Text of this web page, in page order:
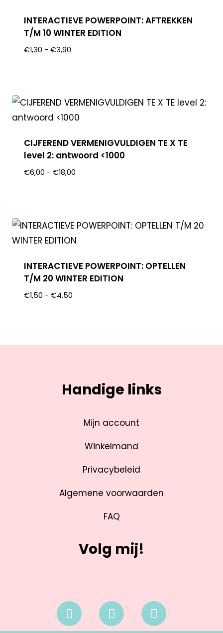
INTERACTIEVE POWERPOINT: AFTREKKEN
T/M 10 WINTER EDITION
€1,30 - €3,90
CIJFEREND VERMENIGVULDIGEN TE X TE
level 2: antwoord <1000
€6,00 - €18,00
INTERACTIEVE POWERPOINT: OPTELLEN
T/M 20 WINTER EDITION
€1,50 - €4,50
Handige links
Mijn account
Winkelmand
Privacybeleid
Algemene voorwaarden
FAQ
Volg mij!